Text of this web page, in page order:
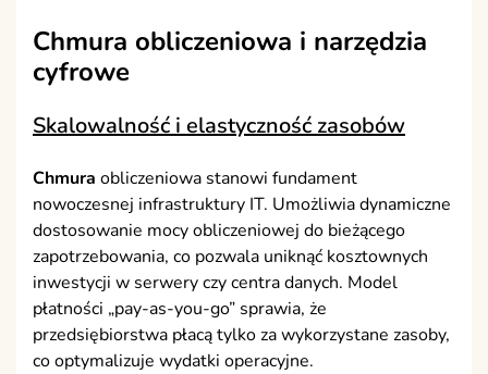
Chmura obliczeniowa i narzędzia
cyfrowe
Skalowalność i elastyczność zasobów
Chmura obliczeniowa stanowi fundament
nowoczesnej infrastruktury IT. Umożliwia dynamiczne
dostosowanie mocy obliczeniowej do bieżącego
zapotrzebowania, co pozwala uniknąć kosztownych
inwestycji w serwery czy centra danych. Model
płatności „pay-as-you-go” sprawia, że
przedsiębiorstwa płacą tylko za wykorzystane zasoby,
co optymalizuje wydatki operacyjne.